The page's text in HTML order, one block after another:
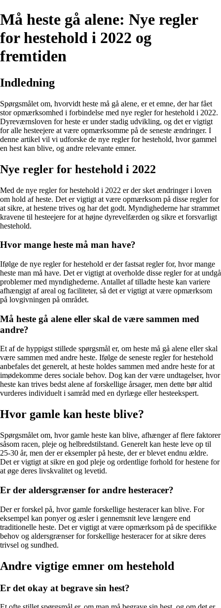
Må heste gå alene: Nye regler
for hestehold i 2022 og
fremtiden
Indledning
Spørgsmålet om, hvorvidt heste må gå alene, er et emne, der har fået
stor opmærksomhed i forbindelse med nye regler for hestehold i 2022.
Dyreværnsloven for heste er under stadig udvikling, og det er vigtigt
for alle hesteejere at være opmærksomme på de seneste ændringer. I
denne artikel vil vi udforske de nye regler for hestehold, hvor gammel
en hest kan blive, og andre relevante emner.
Nye regler for hestehold i 2022
Med de nye regler for hestehold i 2022 er der sket ændringer i loven
om hold af heste. Det er vigtigt at være opmærksom på disse regler for
at sikre, at hestene trives og har det godt. Myndighederne har strammet
kravene til hesteejere for at højne dyrevelfærden og sikre et forsvarligt
hestehold.
Hvor mange heste må man have?
Ifølge de nye regler for hestehold er der fastsat regler for, hvor mange
heste man må have. Det er vigtigt at overholde disse regler for at undgå
problemer med myndighederne. Antallet af tilladte heste kan variere
afhængigt af areal og faciliteter, så det er vigtigt at være opmærksom
på lovgivningen på området.
Må heste gå alene eller skal de være sammen med
andre?
Et af de hyppigst stillede spørgsmål er, om heste må gå alene eller skal
være sammen med andre heste. Ifølge de seneste regler for hestehold
anbefales det generelt, at heste holdes sammen med andre heste for at
imødekomme deres sociale behov. Dog kan der være undtagelser, hvor
heste kan trives bedst alene af forskellige årsager, men dette bør altid
vurderes individuelt i samråd med en dyrlæge eller hesteekspert.
Hvor gamle kan heste blive?
Spørgsmålet om, hvor gamle heste kan blive, afhænger af flere faktorer
såsom racen, pleje og helbredstilstand. Generelt kan heste leve op til
25-30 år, men der er eksempler på heste, der er blevet endnu ældre.
Det er vigtigt at sikre en god pleje og ordentlige forhold for hestene for
at øge deres livskvalitet og levetid.
Er der aldersgrænser for andre hesteracer?
Der er forskel på, hvor gamle forskellige hesteracer kan blive. For
eksempel kan ponyer og æsler i gennemsnit leve længere end
traditionelle heste. Det er vigtigt at være opmærksom på de specifikke
behov og aldersgrænser for forskellige hesteracer for at sikre deres
trivsel og sundhed.
Andre vigtige emner om hestehold
Er det okay at begrave sin hest?